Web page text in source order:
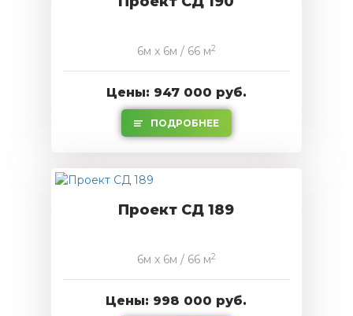
6м x 6м / 66 м2
Цены: 947 000 руб.
ПОДРОБНЕЕ
Проект СД 189
6м x 6м / 66 м2
Цены: 998 000 руб.